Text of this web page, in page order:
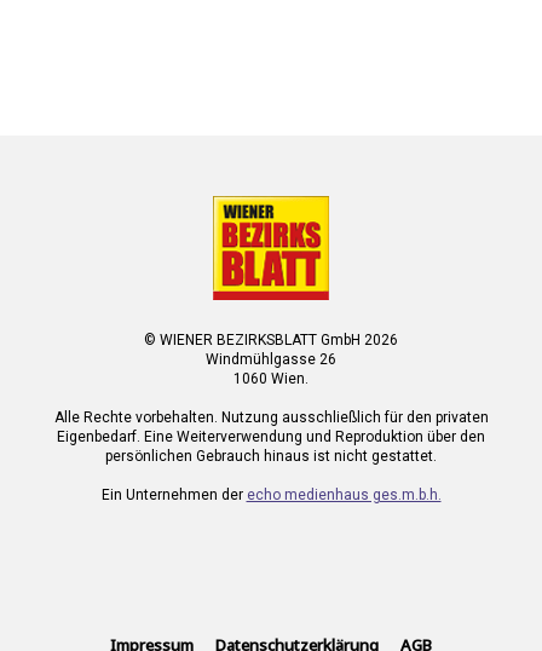
© WIENER BEZIRKSBLATT GmbH 2026
Windmühlgasse 26
1060 Wien.
Alle Rechte vorbehalten. Nutzung ausschließlich für den privaten
Eigenbedarf. Eine Weiterverwendung und Reproduktion über den
persönlichen Gebrauch hinaus ist nicht gestattet.
Ein Unternehmen der echo medienhaus ges.m.b.h.
Impressum Datenschutzerklärung AGB